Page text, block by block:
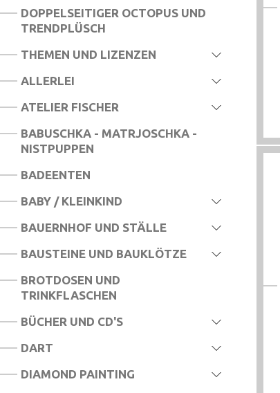
DOPPELSEITIGER OCTOPUS UND
TRENDPLÜSCH
THEMEN UND LIZENZEN
ALLERLEI
ATELIER FISCHER
BABUSCHKA - MATRJOSCHKA -
NISTPUPPEN
BADEENTEN
BABY / KLEINKIND
BAUERNHOF UND STÄLLE
BAUSTEINE UND BAUKLÖTZE
BROTDOSEN UND
TRINKFLASCHEN
BÜCHER UND CD'S
DART
DIAMOND PAINTING